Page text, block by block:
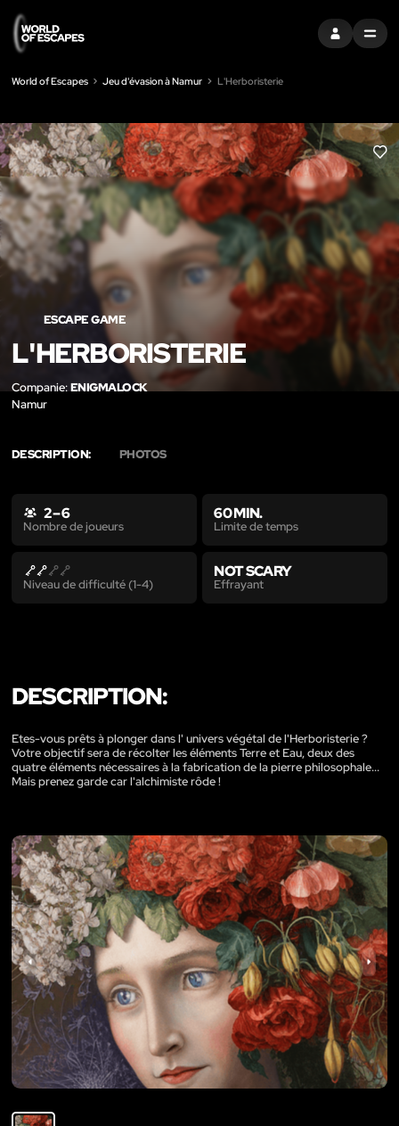
S'INSCRIREMENU
World of Escapes Jeu d'évasion à Namur L'Herboristerie
LIKE
ESCAPE GAME
L'HERBORISTERIE
Companie:ENIGMALOCK
Namur
DESCRIPTION: PHOTOS
2 – 6
Nombre de joueurs
60 MIN.
Limite de temps
Niveau de difficulté (1-4)
NOT SCARY
Effrayant
DESCRIPTION:
Etes-vous prêts à plonger dans l' univers végétal de l'Herboristerie ?
Votre objectif sera de récolter les éléments Terre et Eau, deux des
quatre éléments nécessaires à la fabrication de la pierre philosophale...
Mais prenez garde car l'alchimiste rôde !